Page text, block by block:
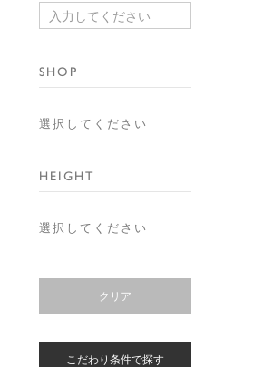
SHOP
選択してください
HEIGHT
選択してください
クリア
こだわり条件で探す